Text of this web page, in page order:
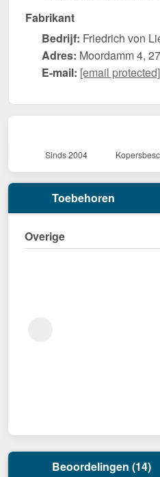
Fabrikant
Bedrijf: Friedrich von
Adres: Moordamm 4,
E-mail: [email protected]
Sinds 2004
Toebehoren
Overige
Beoordelingen (14)